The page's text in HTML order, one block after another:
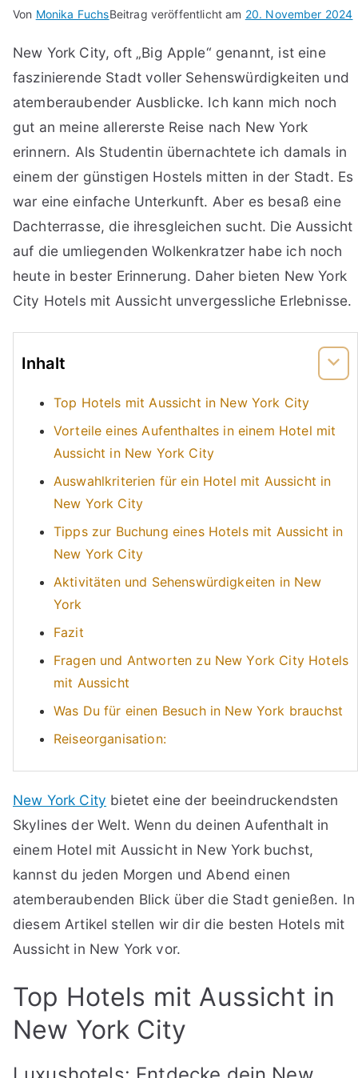
Von Monika FuchsBeitrag veröffentlicht am 20. November 2024
New York City, oft „Big Apple“ genannt, ist eine
faszinierende Stadt voller Sehenswürdigkeiten und
atemberaubender Ausblicke. Ich kann mich noch
gut an meine allererste Reise nach New York
erinnern. Als Studentin übernachtete ich damals in
einem der günstigen Hostels mitten in der Stadt. Es
war eine einfache Unterkunft. Aber es besaß eine
Dachterrasse, die ihresgleichen sucht. Die Aussicht
auf die umliegenden Wolkenkratzer habe ich noch
heute in bester Erinnerung. Daher bieten New York
City Hotels mit Aussicht unvergessliche Erlebnisse.
Inhalt
Top Hotels mit Aussicht in New York City
Vorteile eines Aufenthaltes in einem Hotel mit
Aussicht in New York City
Auswahlkriterien für ein Hotel mit Aussicht in
New York City
Tipps zur Buchung eines Hotels mit Aussicht in
New York City
Aktivitäten und Sehenswürdigkeiten in New
York
Fazit
Fragen und Antworten zu New York City Hotels
mit Aussicht
Was Du für einen Besuch in New York brauchst
Reiseorganisation:
New York City bietet eine der beeindruckendsten
Skylines der Welt. Wenn du deinen Aufenthalt in
einem Hotel mit Aussicht in New York buchst,
kannst du jeden Morgen und Abend einen
atemberaubenden Blick über die Stadt genießen. In
diesem Artikel stellen wir dir die besten Hotels mit
Aussicht in New York vor.
Top Hotels mit Aussicht in
New York City